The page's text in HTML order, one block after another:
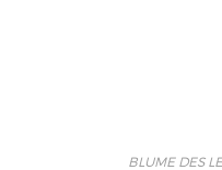
BLUME DES